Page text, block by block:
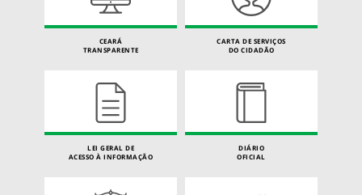
CEARÁ
TRANSPARENTE
CARTA DE SERVIÇOS
DO CIDADÃO
LEI GERAL DE
ACESSO À INFORMAÇÃO
DIÁRIO
OFICIAL